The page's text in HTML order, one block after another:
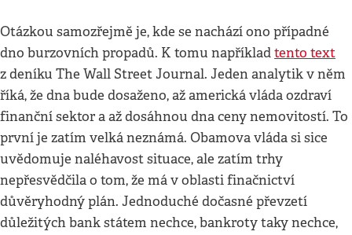
Otázkou samozřejmě je, kde se nachází ono případné
dno burzovních propadů. K tomu napříkladtento text
z deníku The Wall Street Journal. Jeden analytik v něm
říká, že dna bude dosaženo, až americká vláda ozdraví
finanční sektor a až dosáhnou dna ceny nemovitostí. To
první je zatím velká neznámá. Obamova vláda si sice
uvědomuje naléhavost situace, ale zatím trhy
nepřesvědčila o tom, že má v oblasti finačnictví
důvěryhodný plán. Jednoduché dočasné převzetí
důležitých bank státem nechce, bankroty taky nechce,